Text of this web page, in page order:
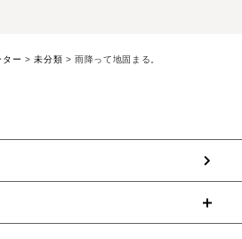
ター >未分類 >雨降って地固まる。